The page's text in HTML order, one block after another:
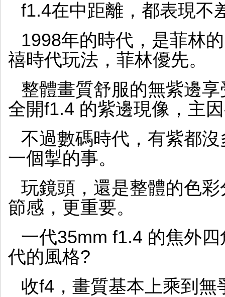
f1.4在中距離，都表現不
1998年的時代，是菲林
禧時代玩法，菲林優先。
整體畫質舒服的無紫邊
全開f1.4 的紫邊現像，主
不過數碼時代，有紫都
一個掣的事。
玩鏡頭，還是整體的色
節感，更重要。
一代35mm f1.4 的焦外
代的風格?
收f4，畫質基本上乘到無